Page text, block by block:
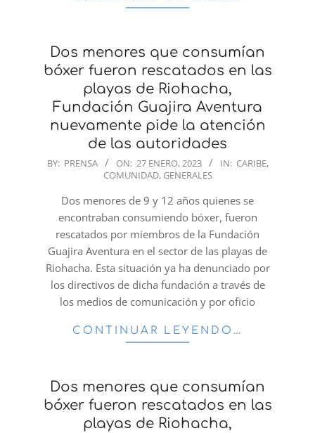
Dos menores que consumían
bóxer fueron rescatados en las
playas de Riohacha,
Fundación Guajira Aventura
nuevamente pide la atención
de las autoridades
2023-
BY: PRENSA ON: 27 ENERO, 2023 IN: CARIBE,
COMUNIDAD, GENERALES
Dos menores de 9 y 12 años quienes se
encontraban consumiendo bóxer, fueron
rescatados por miembros de la Fundación
Guajira Aventura en el sector de las playas de
Riohacha. Esta situación ya ha denunciado por
los directivos de dicha fundación a través de
los medios de comunicación y por oficio
CONTINUAR LEYENDO…
Dos menores que consumían
bóxer fueron rescatados en las
playas de Riohacha,